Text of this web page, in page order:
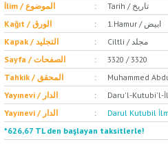
İlim / الموضوع
Tarih / تاريخ
Kağıt / الورق
1.Hamur / ابيض
Kapak / التجليد
Ciltli / مجلد
Sayfa / الصفحات
3320 / 3320
Tahkik / المحقق
Yayınevi / الدار
Yayınevi / الدار
*626,67 TL den başlayan taksitlerle!